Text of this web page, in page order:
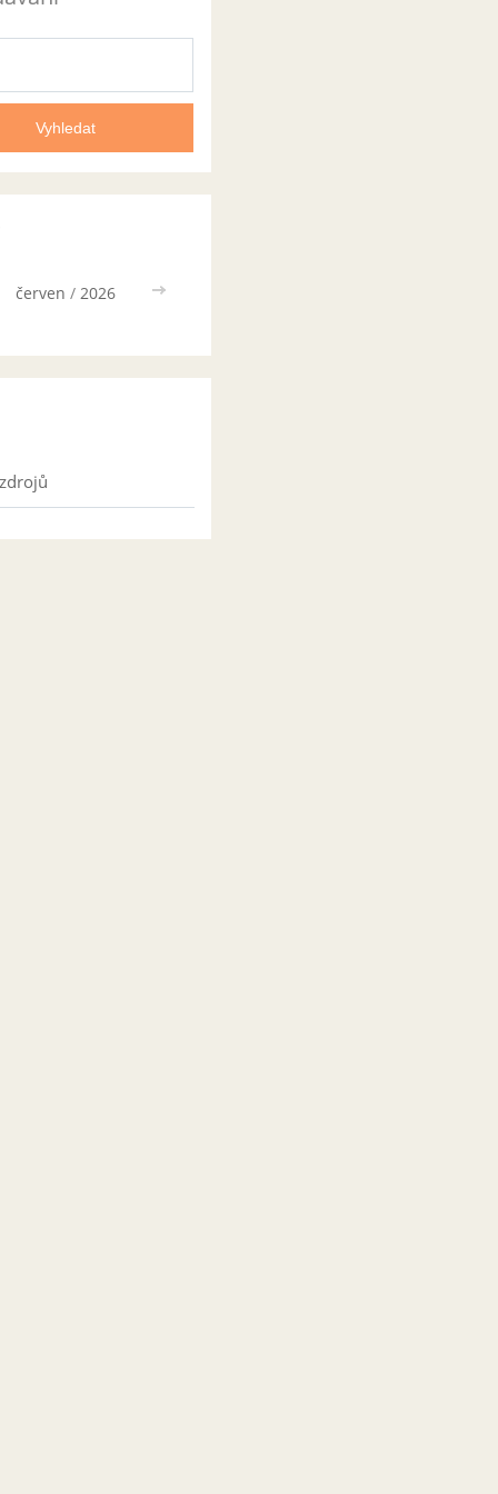
červen / 2026 >>